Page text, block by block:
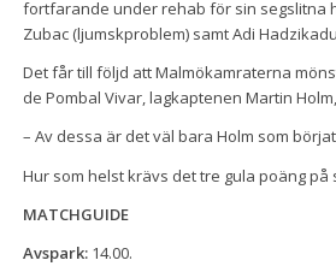
fortfarande under rehab för sin segslitna
Zubac (ljumskproblem) samt Adi
Det får till följd att Malmökamraterna
de Pombal Vivar, lagkaptenen Martin
– Av dessa är det väl bara Holm som
Hur som helst krävs det tre gula poäng
MATCHGUIDE
Avspark:14.00.